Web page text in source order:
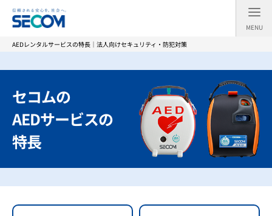
MENU
AEDレンタルサービスの特長｜法人向けセキュリティ・防犯対策
セコムの
AEDサービスの
特長